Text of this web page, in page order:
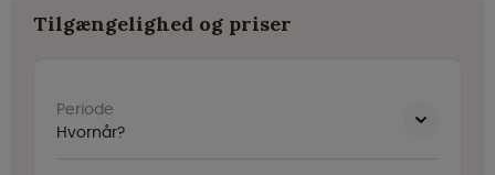
Tilgængelighed og priser
Periode
Hvornår?